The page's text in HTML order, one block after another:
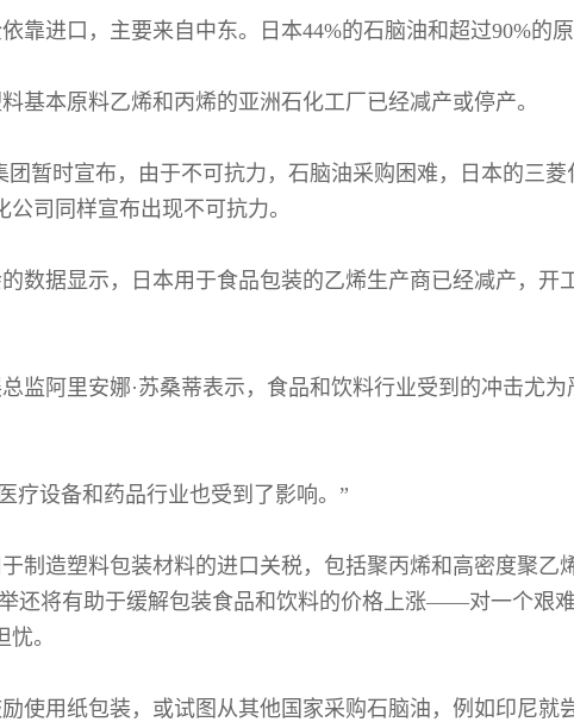
靠进口，主要来自中东。日本44%的石脑油和超过90%的
基本原料乙烯和丙烯的亚洲石化工厂已经减产或停产。
团暂时宣布，由于不可抗力，石脑油采购困难，日本的三
司同样宣布出现不可抗力。
数据显示，日本用于食品包装的乙烯生产商已经减产，开
监阿里安娜·苏桑蒂表示，食品和饮料行业受到的冲击尤
疗设备和药品行业也受到了影响。”
于制造塑料包装材料的进口关税，包括聚丙烯和高密度聚乙
还将有助于缓解包装食品和饮料的价格上涨——对一个艰
。
使用纸包装，或试图从其他国家采购石脑油，例如印尼就